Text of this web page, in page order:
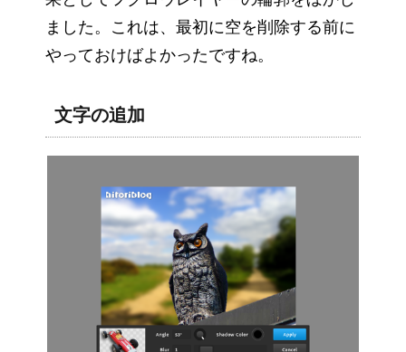
ました。これは、最初に空を削除する前に
やっておけばよかったですね。
文字の追加